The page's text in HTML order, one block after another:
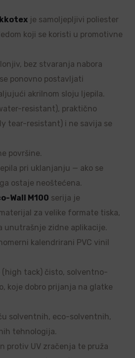
je samoljepljivi poliester
koji se koristi u promotivne
bez stvaranja nabora
ponovno postavljati
akrilnom sloju ljepila.
resistant), praktično
tear-resistant) i ne savija se
površine.
pri uklanjanju — ako se
ostaje neoštećena.
Wall M100 serija je
za velike formate tiska,
unutrašnje zidne aplikacije.
kalendrirani PVC vinil
(high tack) čisto, solventno-
koje dobro prijanja na glatke
solventnih, eco-solventnih,
tehnologija.
protiv UV zračenja te pruža